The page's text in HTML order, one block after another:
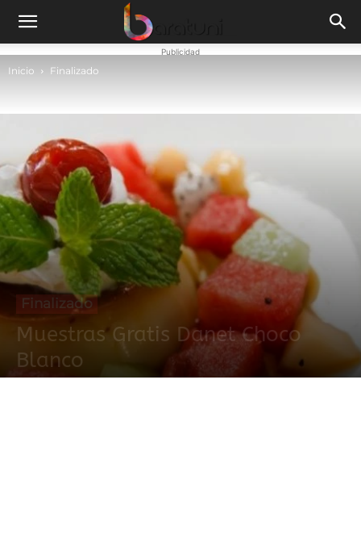
Publicidad
Inicio Finalizado
Finalizado
Muestras Gratis Danet Choco
Blanco